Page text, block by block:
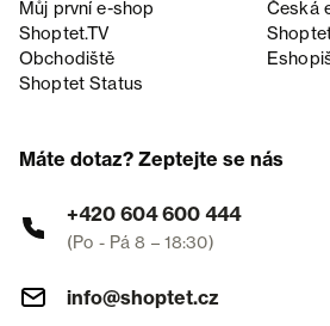
Můj první e-shop
Česká
Shoptet.TV
Obchodiště
Shoptet Status
Máte dotaz? Zeptejte se nás
+420 604 600 444
(Po - Pá 8 – 18:30)
info@shoptet.cz